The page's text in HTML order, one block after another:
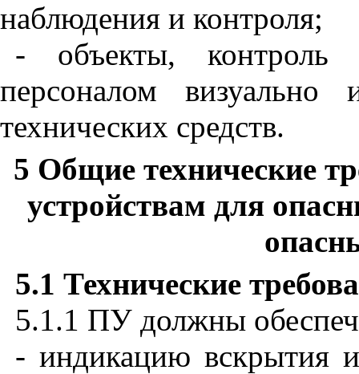
наблюдения и контроля;
- объекты, контроль
персоналом
технических средств.
5 Общие технические
устройствам для
5.1 Технические
5.1.1 ПУ должны
- индикацию вскрытия